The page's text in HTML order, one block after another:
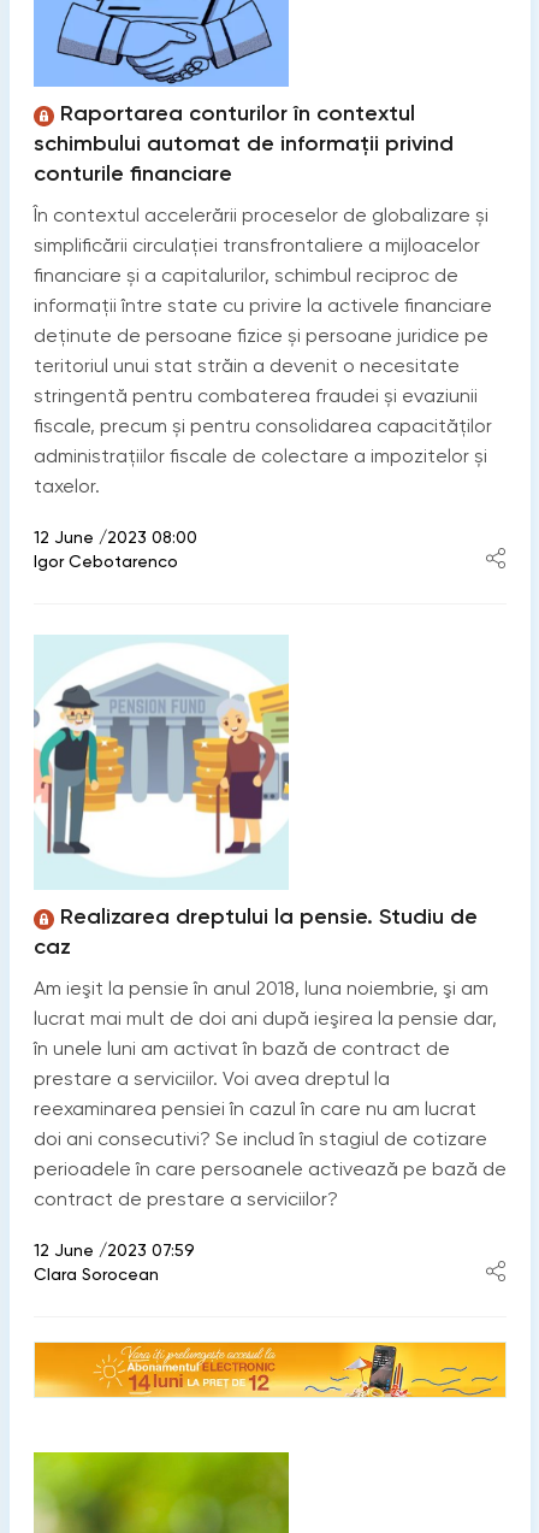
Raportarea conturilor în contextul
schimbului automat de informații privind
conturile financiare
În contextul accelerării proceselor de globalizare și
simplificării circulației transfrontaliere a mijloacelor
financiare și a capitalurilor, schimbul reciproc de
informații între state cu privire la activele financiare
deținute de persoane fizice și persoane juridice pe
teritoriul unui stat străin a devenit o necesitate
stringentă pentru combaterea fraudei și evaziunii
fiscale, precum și pentru consolidarea capacităților
administrațiilor fiscale de colectare a impozitelor și
taxelor.
12 June /2023 08:00
Igor Cebotarenco
Realizarea dreptului la pensie. Studiu de
caz
Am ieşit la pensie în anul 2018, luna noiembrie, şi am
lucrat mai mult de doi ani după ieşirea la pensie dar,
în unele luni am activat în bază de contract de
prestare a serviciilor. Voi avea dreptul la
reexaminarea pensiei în cazul în care nu am lucrat
doi ani consecutivi? Se includ în stagiul de cotizare
perioadele în care persoanele activează pe bază de
contract de prestare a serviciilor?
12 June /2023 07:59
Clara Sorocean